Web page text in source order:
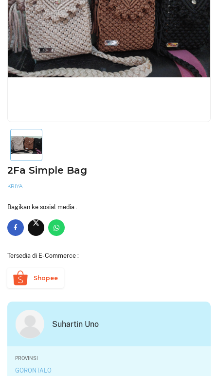
2Fa Simple Bag
KRIYA
Bagikan ke sosial media :
Tersedia di E-Commerce :
Shopee
Suhartin Uno
PROVINSI
GORONTALO